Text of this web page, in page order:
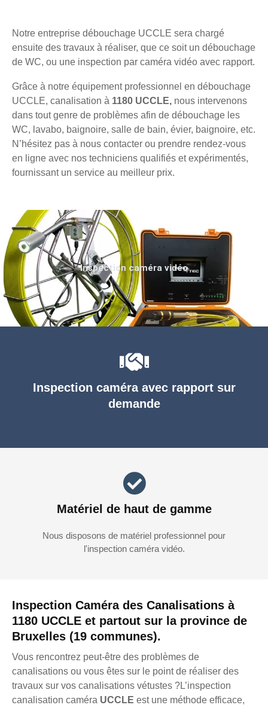
Notre entreprise débouchage UCCLE sera chargé
ensuite des travaux à réaliser, que ce soit un débouchage
de WC, ou une inspection par caméra vidéo avec rapport.
Grâce à notre équipement professionnel en débouchage
UCCLE, canalisation à 1180 UCCLE, nous intervenons
dans tout genre de problèmes afin de débouchage les
WC, lavabo, baignoire, salle de bain, évier, baignoire, etc.
N’hésitez pas à nous contacter ou prendre rendez-vous
en ligne avec nos techniciens qualifiés et expérimentés,
fournissant un service au meilleur prix.
Inspection Caméra des Canalisations à
1180 UCCLE et partout sur la province de
Bruxelles (19 communes).
Vous rencontrez peut-être des problèmes de
canalisations ou vous êtes sur le point de réaliser des
travaux sur vos canalisations vétustes ?L’inspection
canalisation caméra UCCLE est une méthode efficace,
Inspection caméra avec rapport sur
demande
Matériel de haut de gamme
Nous disposons de matériel professionnel pour
l'inspection caméra vidéo.
Inspection caméra vidéo